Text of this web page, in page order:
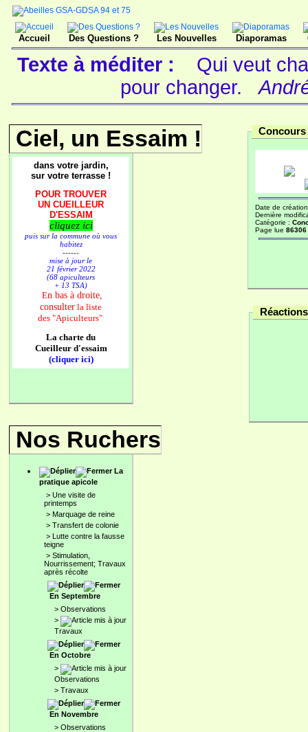
Accueil Des Questions ? Les Nouvelles Diaporamas
Texte à méditer :
Qui veut
pour changer.
Ciel, un Essaim !
dans votre jardin,
sur votre terrasse !
POUR TROUVER
UN CUEILLEUR
D'ESSAIM
cliquez ici
puis sur la commune où vous
habitez
------
mise à jour le
21 février 2022
(68 apiculteurs
+ 13 TSA)
En bas à droite,
consulter la liste
des "Apiculteurs"
La charte du
Cueilleur d'essaim
(cliquer ici)
Nos Ruchers
La
pratique apicole
> Une visite de
printemps
> Marquage de reine
> Transfert de colonie
> Lutte contre la fausse
teigne
> Stimulation,
Nourrissement; Travaux
après récolte
En Septembre
> Observations
>
Travaux
En Octobre
>
Observations
> Travaux
En Novembre
> Observations
Date de
Dernière
Catégorie :
Page lue